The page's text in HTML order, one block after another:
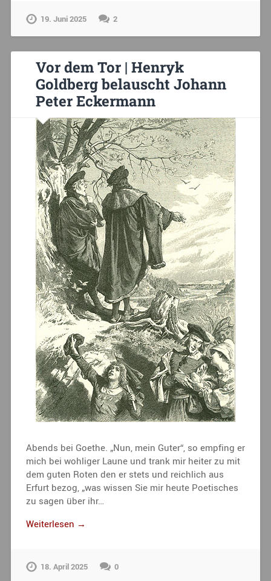
19. Juni 2025 2
Vor dem Tor | Henryk
Goldberg belauscht Johann
Peter Eckermann
Abends bei Goethe. „Nun, mein Guter“, so empfing er
mich bei wohliger Laune und trank mir heiter zu mit
dem guten Roten den er stets und reichlich aus
Erfurt bezog, „was wissen Sie mir heute Poetisches
zu sagen über ihr…
Weiterlesen →
18. April 2025 0